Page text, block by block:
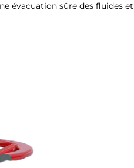
évacuation sûre des fluides